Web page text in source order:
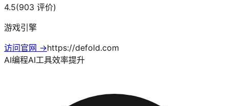
4.5(903 评价)
游戏引擎
访问官网 →https://defold.com
AI编程AI工具效率提升